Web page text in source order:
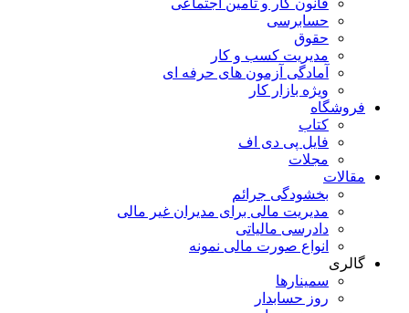
حسابرسی
حقوق
مدیریت کسب و کار
آمادگی آزمون های حرفه ای
ویژه بازار کار
فروشگاه
کتاب
فایل پی دی اف
مجلات
مقالات
بخشودگی جرائم
مدیریت مالی برای مدیران غیر مالی
دادرسی مالیاتی
انواع صورت مالی نمونه
گالری
سمینارها
روز حسابدار